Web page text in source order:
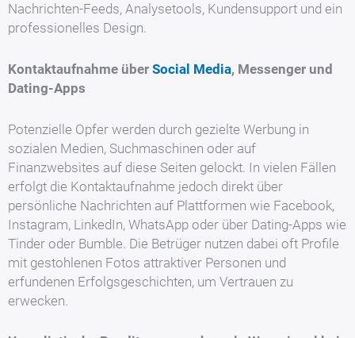
Nachrichten-Feeds, Analysetools, Kundensupport und ein
professionelles Design.
Kontaktaufnahme über Social Media, Messenger und
Dating-Apps
Potenzielle Opfer werden durch gezielte Werbung in
sozialen Medien, Suchmaschinen oder auf
Finanzwebsites auf diese Seiten gelockt. In vielen Fällen
erfolgt die Kontaktaufnahme jedoch direkt über
persönliche Nachrichten auf Plattformen wie Facebook,
Instagram, LinkedIn, WhatsApp oder über Dating-Apps wie
Tinder oder Bumble. Die Betrüger nutzen dabei oft Profile
mit gestohlenen Fotos attraktiver Personen und
erfundenen Erfolgsgeschichten, um Vertrauen zu
erwecken.